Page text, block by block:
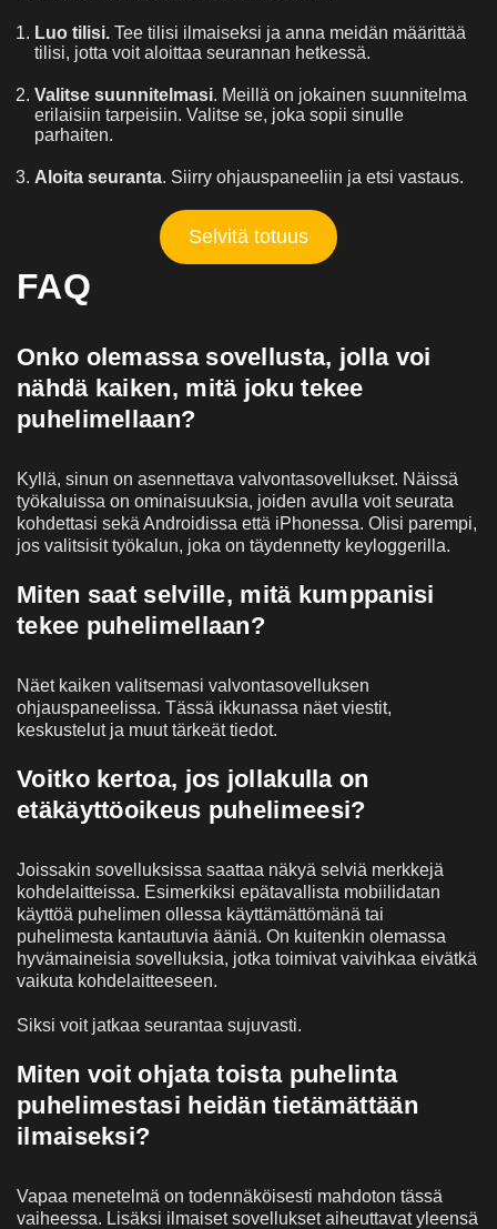
Luo tilisi. Tee tilisi ilmaiseksi ja anna meidän määrittää
tilisi, jotta voit aloittaa seurannan hetkessä.
Valitse suunnitelmasi. Meillä on jokainen suunnitelma
erilaisiin tarpeisiin. Valitse se, joka sopii sinulle
parhaiten.
Aloita seuranta. Siirry ohjauspaneeliin ja etsi vastaus.
Selvitä totuus
FAQ
Onko olemassa sovellusta, jolla voi
nähdä kaiken, mitä joku tekee
puhelimellaan?
Kyllä, sinun on asennettava valvontasovellukset. Näissä
työkaluissa on ominaisuuksia, joiden avulla voit seurata
kohdettasi sekä Androidissa että iPhonessa. Olisi parempi,
jos valitsisit työkalun, joka on täydennetty keyloggerilla.
Miten saat selville, mitä kumppanisi
tekee puhelimellaan?
Näet kaiken valitsemasi valvontasovelluksen
ohjauspaneelissa. Tässä ikkunassa näet viestit,
keskustelut ja muut tärkeät tiedot.
Voitko kertoa, jos jollakulla on
etäkäyttöoikeus puhelimeesi?
Joissakin sovelluksissa saattaa näkyä selviä merkkejä
kohdelaitteissa. Esimerkiksi epätavallista mobiilidatan
käyttöä puhelimen ollessa käyttämättömänä tai
puhelimesta kantautuvia ääniä. On kuitenkin olemassa
hyvämaineisia sovelluksia, jotka toimivat vaivihkaa eivätkä
vaikuta kohdelaitteeseen.
Siksi voit jatkaa seurantaa sujuvasti.
Miten voit ohjata toista puhelinta
puhelimestasi heidän tietämättään
ilmaiseksi?
Vapaa menetelmä on todennäköisesti mahdoton tässä
vaiheessa. Lisäksi ilmaiset sovellukset aiheuttavat yleensä